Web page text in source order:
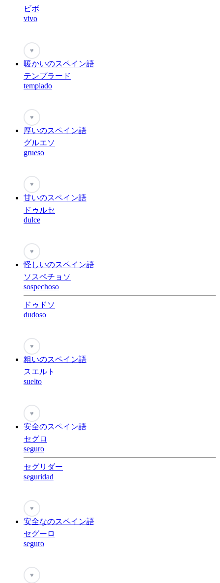
ビボ
vivo
♥
暖かいのスペイン語
テンプラード
templado
♥
厚いのスペイン語
グルエソ
grueso
♥
甘いのスペイン語
ドゥルセ
dulce
♥
怪しいのスペイン語
ソスペチョソ
sospechoso
ドゥドソ
dudoso
♥
粗いのスペイン語
スエルト
suelto
♥
安全のスペイン語
セグロ
seguro
セグリダー
seguridad
♥
安全なのスペイン語
セグーロ
seguro
♥